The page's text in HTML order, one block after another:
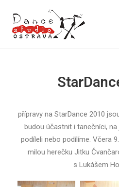
přípravy na StarDance 2010
budou účastnit i tanečníci,
podíleli nebo podílíme. Včera
milou herečku Jitku
s Lukášem